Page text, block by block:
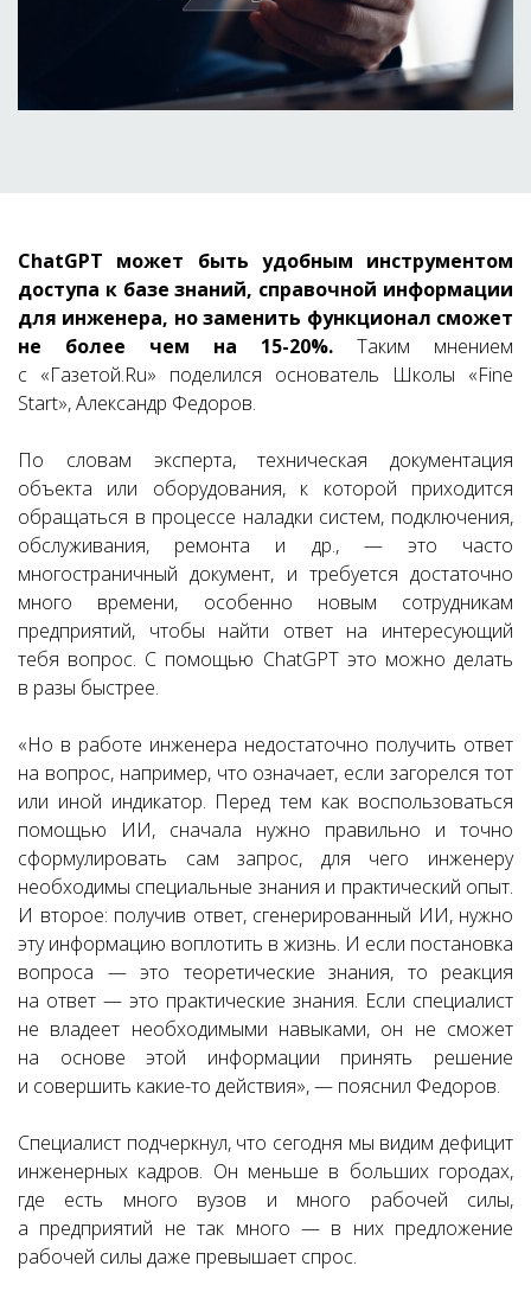
ChatGPT может быть удобным инструментом
доступа к базе знаний, справочной информации
для инженера, но заменить функционал сможет
не более чем на 15-20%. Таким мнением
с «Газетой.Ru» поделился основатель Школы «Fine
Start», Александр Федоров.
По словам эксперта, техническая документация
объекта или оборудования, к которой приходится
обращаться в процессе наладки систем, подключения,
обслуживания, ремонта и др., — это часто
многостраничный документ, и требуется достаточно
много времени, особенно новым сотрудникам
предприятий, чтобы найти ответ на интересующий
тебя вопрос. С помощью ChatGPT это можно делать
в разы быстрее.
«Но в работе инженера недостаточно получить ответ
на вопрос, например, что означает, если загорелся тот
или иной индикатор. Перед тем как воспользоваться
помощью ИИ, сначала нужно правильно и точно
сформулировать сам запрос, для чего инженеру
необходимы специальные знания и практический опыт.
И второе: получив ответ, сгенерированный ИИ, нужно
эту информацию воплотить в жизнь. И если постановка
вопроса — это теоретические знания, то реакция
на ответ — это практические знания. Если специалист
не владеет необходимыми навыками, он не сможет
на основе этой информации принять решение
и совершить какие-то действия», — пояснил Федоров.
Специалист подчеркнул, что сегодня мы видим дефицит
инженерных кадров. Он меньше в больших городах,
где есть много вузов и много рабочей силы,
а предприятий не так много — в них предложение
рабочей силы даже превышает спрос.